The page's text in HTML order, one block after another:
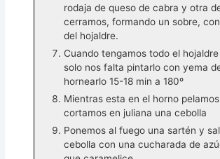
rodaja de queso de cabra y otra
cerramos, formando un sobre,
del hojaldre.
Cuando tengamos todo el
solo nos falta pintarlo con yema
hornearlo 15-18 min a 180º
Mientras esta en el horno
cortamos en juliana una cebolla
Ponemos al fuego una sartén y
cebolla con una cucharada de